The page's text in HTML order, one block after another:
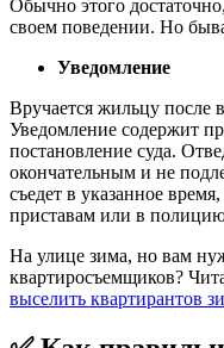
Обычно этого
своем поведении. Но
Уведомление
Вручается жильцу после
Уведомление содержит
постановление суда.
окончательным и не
съедет в указанное
приставам или в
На улице зима, но вам
квартиросъемщиков?
выселить квартирантов